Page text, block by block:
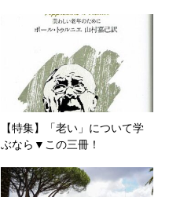
【特集】「老い」について学
ぶなら▼この三冊！